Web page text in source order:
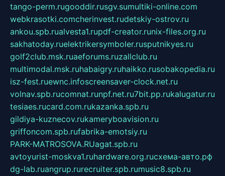
tango-perm.rugooddir.rusgv.sumultiki-online.com
webkrasotki.comcherinvest.rudetskiy-ostrov.ru
ankou.spb.rualvesta1.rupdf-creator.runix-files.org.ru
sakhatoday.ruelektrikersymboler.rusputnikyes.ru
golf2club.msk.ruaeforums.ruzallclub.ru
multimodal.msk.ruhabaigry.ruhaikko.rusobakopedia.ru
isz-fest.ruewnc.infoscreensaver-clock.net.ru
volnav.spb.rucomnat.runpf.net.ru7bit.pp.rukalugatur.ru
tesiaes.rucard.com.rukazanka.spb.ru
gildiya-kuznecov.rukameryboavision.ru
griffoncom.spb.rufabrika-emotsiy.ru
PARK-MATROSOVA.RUagat.spb.ru
avtoyurist-moskva1.ruhardware.org.ruсхема-авто.рф
dg-lab.ruangrup.rurecruiter.spb.rumusic8.spb.ru